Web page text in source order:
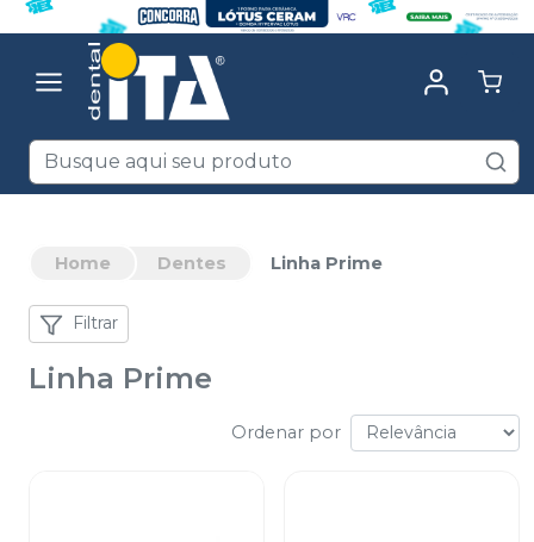
Home Dentes Linha Prime
Filtrar
Linha Prime
Ordenar por